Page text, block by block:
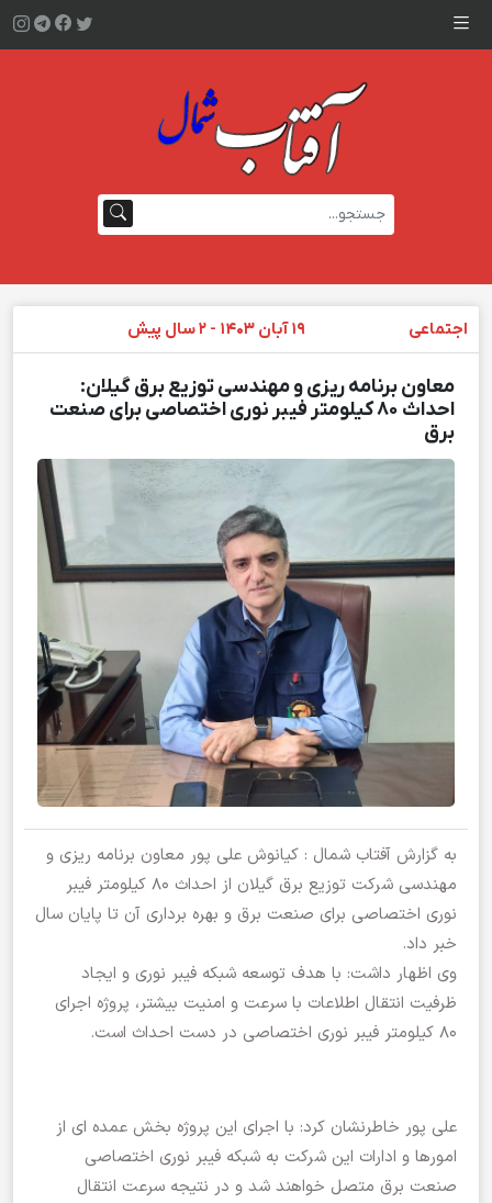
اجتماعی ۱۹ آبان ۱۴۰۳ - ۲ سال پیش
معاون برنامه ریزی و مهندسی توزیع برق گیلان:
احداث ۸۰ كیلومتر فیبر نوری اختصاصی برای صنعت
برق
به گزارش آفتاب شمال : کیانوش علی پور معاون برنامه ریزی و
مهندسی شرکت توزیع برق گیلان از احداث ۸۰ کیلومتر فیبر
نوری اختصاصی برای صنعت برق و بهره برداری آن تا پایان سال
خبر داد.
وی اظهار داشت: با هدف توسعه شبکه فیبر نوری و ایجاد
ظرفیت انتقال اطلاعات با سرعت و امنیت بیشتر، پروژه اجرای
۸۰ کیلومتر فیبر نوری اختصاصی در دست احداث است.
علی پور خاطرنشان کرد: با اجرای این پروژه بخش عمده ای از
امورها و ادارات این شرکت به شبکه فیبر نوری اختصاصی
صنعت برق متصل خواهند شد و در نتیجه سرعت انتقال